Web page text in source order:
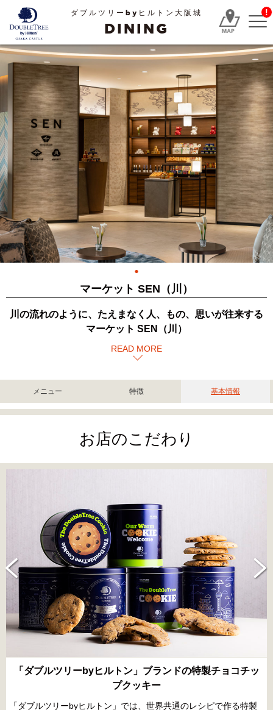
ダブルツリーbyヒルトン大阪城
DINING
!
マーケット SEN（川）
川の流れのように、たえまなく人、もの、思いが往来する
マーケット SEN（川）
READ MORE
メニュー 特徴 基本情報
お店のこだわり
お土産に最適な焼き菓子セット
お土産におすすめの焼き菓子セットをはじめ、様々なラインナッ
プを取り揃えております。 大阪ならではの“おもろい”お土産を探